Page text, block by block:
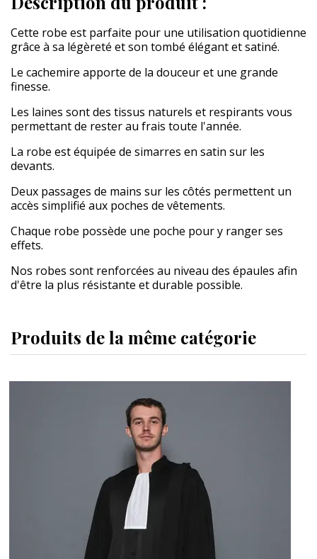
Cette robe est parfaite pour une utilisation quotidienne
grâce à sa légèreté et son tombé élégant et satiné.
Le cachemire apporte de la douceur et une grande
finesse.
Les laines sont des tissus naturels et respirants vous
permettant de rester au frais toute l'année.
La robe est équipée de simarres en satin sur les
devants.
Deux passages de mains sur les côtés permettent un
accès simplifié aux poches de vêtements.
Chaque robe possède une poche pour y ranger ses
effets.
Nos robes sont renforcées au niveau des épaules afin
d'être la plus résistante et durable possible.
Produits de la même catégorie